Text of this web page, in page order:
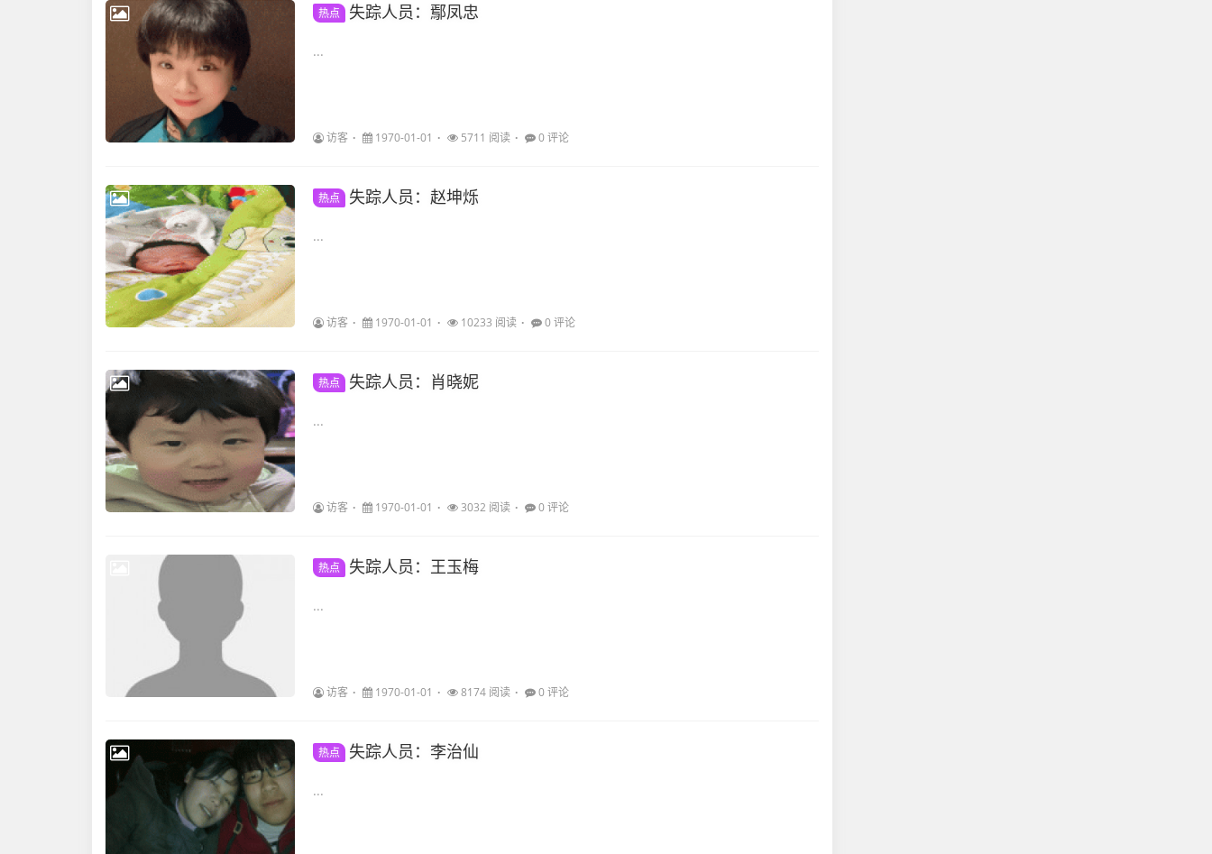
热点 失踪人员：鄢凤忠
...
访客 1970-01-01 5711 阅读 0 评论
热点 失踪人员：赵坤烁
...
访客 1970-01-01 10233 阅读 0 评论
热点 失踪人员：肖晓妮
...
访客 1970-01-01 3032 阅读 0 评论
热点 失踪人员：王玉梅
...
访客 1970-01-01 8174 阅读 0 评论
热点 失踪人员：李治仙
...